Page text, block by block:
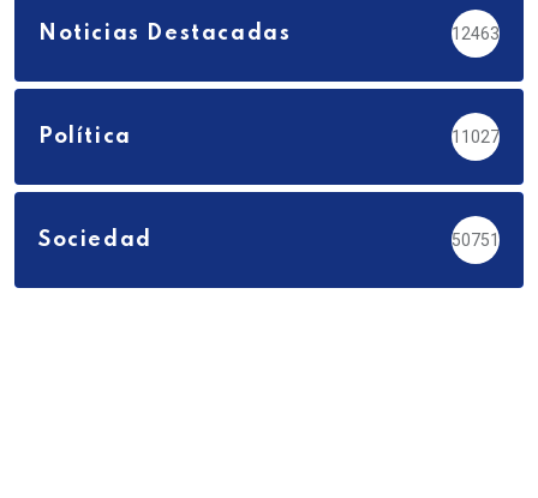
Noticias Destacadas 12463
Política 11027
Sociedad 50751